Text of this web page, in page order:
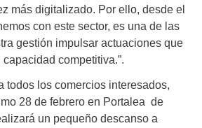
más digitalizado. Por ello, desde el
con este sector, es una de las
gestión impulsar actuaciones que
competitiva.”.
todos los comercios interesados,
28 de febrero en Portalea de
un pequeño descanso a